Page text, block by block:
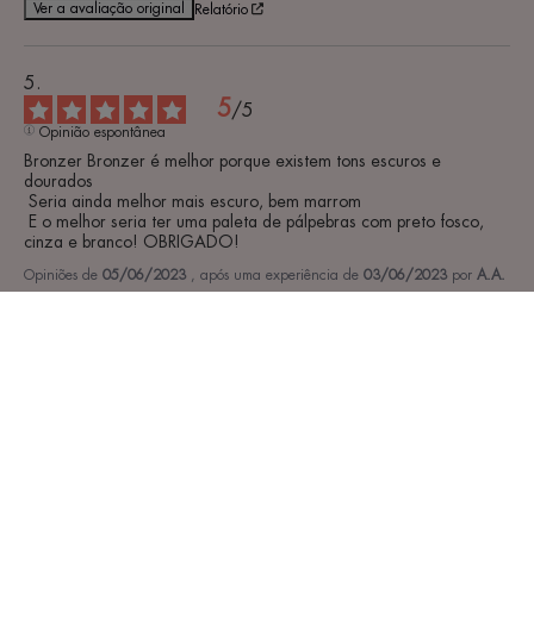
Ver a avaliação original Relatório
5/5
Opinião espontânea
Bronzer Bronzer é melhor porque existem tons escuros e
dourados
cinza e branco! OBRIGADO!
Opiniões de 05/06/2023 , após uma experiência de 03/06/2023 por A.A.